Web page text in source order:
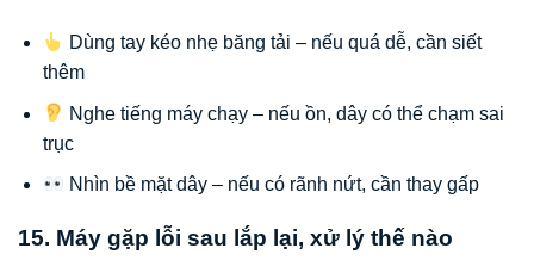
Dùng tay kéo nhẹ băng tải – nếu quá dễ, cần siết
thêm
Nghe tiếng máy chạy – nếu ồn, dây có thể chạm sai
trục
Nhìn bề mặt dây – nếu có rãnh nứt, cần thay gấp
15. Máy gặp lỗi sau lắp lại, xử lý thế nào